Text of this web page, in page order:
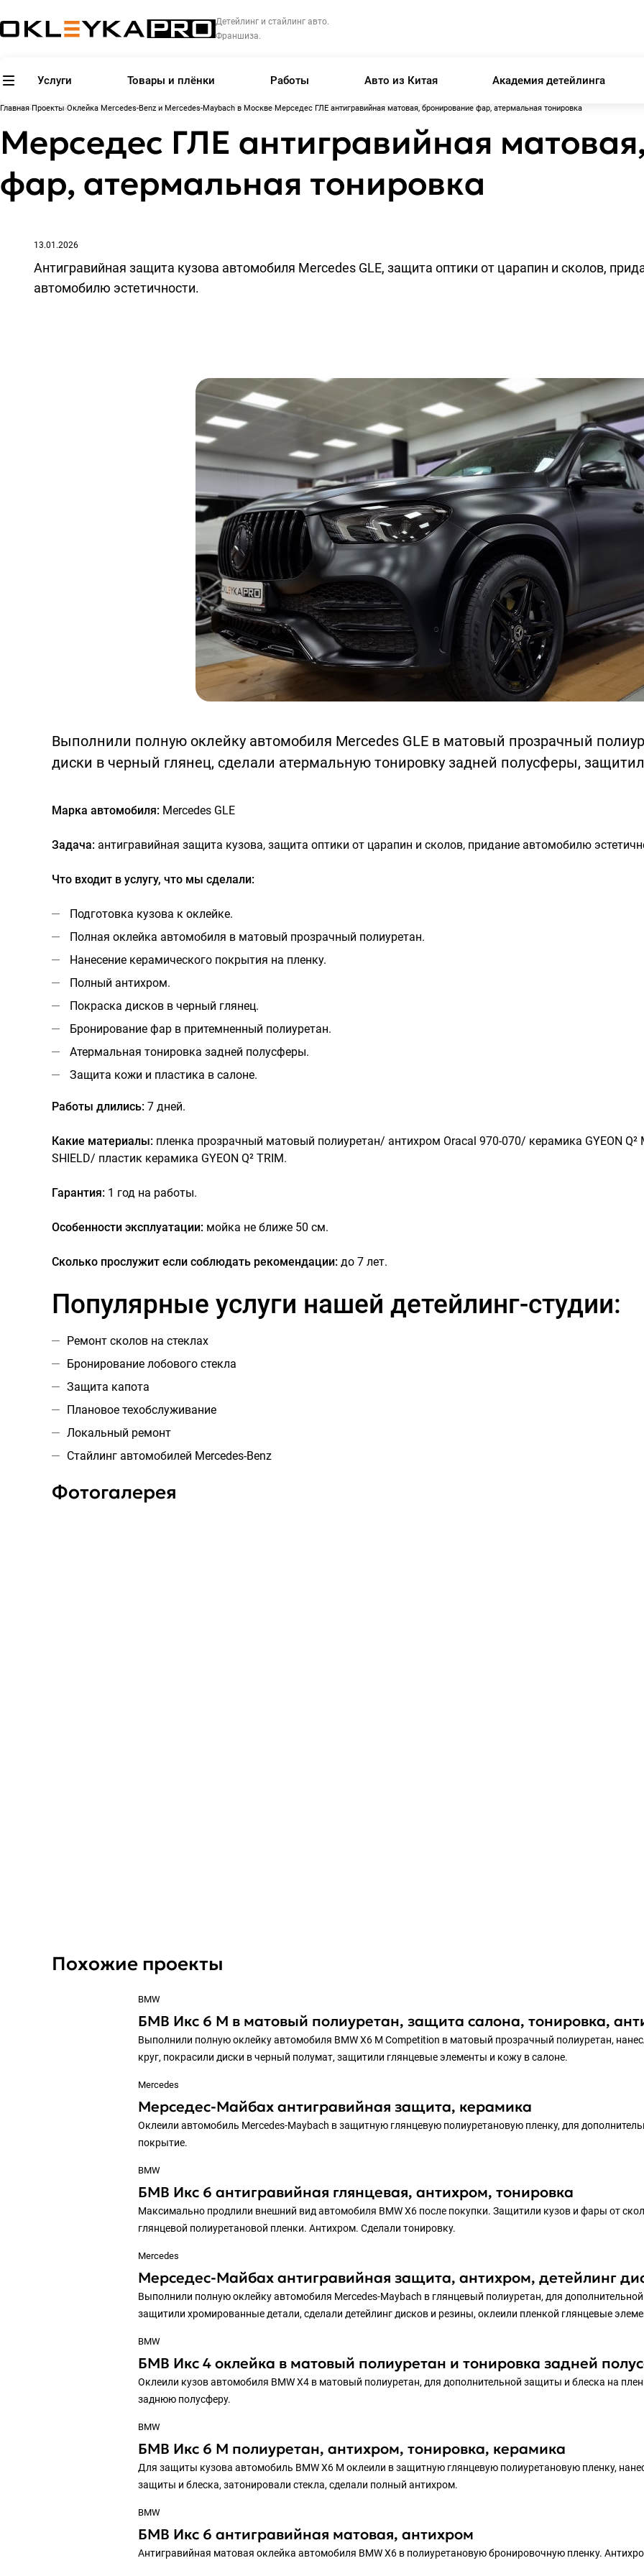
Детейлинг и стайлинг авто.
Франшиза.
Услуги Товары и плёнки Работы Авто из Китая Академия детейлинга
Главная Проекты Оклейка Mercedes-Benz и Mercedes-Maybach в Москве Мерседес ГЛЕ антигравийная матовая, бронирование фар, атермальная тонировка
Мерседес ГЛЕ антигравийная
фар, атермальная тонировка
13.01.2026
Антигравийная защита кузова автомобиля Mercedes GLE, защита оптики от царапин и сколов,
автомобилю эстетичности.
Выполнили полную оклейку автомобиля Mercedes GLE в матовый прозрачный
диски в черный глянец, сделали атермальную тонировку задней полусферы,
Марка автомобиля: Mercedes GLE
Задача: антигравийная защита кузова, защита оптики от царапин и сколов, придание автомобилю
Что входит в услугу, что мы сделали:
Подготовка кузова к оклейке.
Полная оклейка автомобиля в матовый прозрачный полиуретан.
Нанесение керамического покрытия на пленку.
Полный антихром.
Покраска дисков в черный глянец.
Бронирование фар в притемненный полиуретан.
Атермальная тонировка задней полусферы.
Защита кожи и пластика в салоне.
Работы длились: 7 дней.
Какие материалы: пленка прозрачный матовый полиуретан/ антихром Oracal 970-070/ керамика GYEON Q²
SHIELD/ пластик керамика GYEON Q² TRIM.
Гарантия: 1 год на работы.
Особенности эксплуатации: мойка не ближе 50 см.
Сколько прослужит если соблюдать рекомендации: до 7 лет.
Популярные услуги нашей детейлинг-студии:
Ремонт сколов на стеклах
Бронирование лобового стекла
Защита капота
Плановое техобслуживание
Локальный ремонт
Стайлинг автомобилей Mercedes-Benz
Фотогалерея
Похожие проекты
BMW
БМВ Икс 6 М в матовый полиуретан, защита салона, тонировка,
Выполнили полную оклейку автомобиля BMW X6 M Competition в матовый прозрачный полиуретан,
круг, покрасили диски в черный полумат, защитили глянцевые элементы и кожу в салоне.
Mercedes
Мерседес-Майбах антигравийная защита, керамика
Оклеили автомобиль Mercedes-Maybach в защитную глянцевую полиуретановую пленку, для
покрытие.
BMW
БМВ Икс 6 антигравийная глянцевая, антихром, тонировка
Максимально продлили внешний вид автомобиля BMW X6 после покупки. Защитили кузов и фары от
глянцевой полиуретановой пленки. Антихром. Сделали тонировку.
Mercedes
Мерседес-Майбах антигравийная защита, антихром, детейлинг
Выполнили полную оклейку автомобиля Mercedes-Maybach в глянцевый полиуретан, для
защитили хромированные детали, сделали детейлинг дисков и резины, оклеили пленкой глянцевые
BMW
БМВ Икс 4 оклейка в матовый полиуретан и тонировка задней
Оклеили кузов автомобиля BMW X4 в матовый полиуретан, для дополнительной защиты и блеска на
заднюю полусферу.
BMW
БМВ Икс 6 М полиуретан, антихром, тонировка, керамика
Для защиты кузова автомобиль BMW X6 M оклеили в защитную глянцевую полиуретановую пленку,
защиты и блеска, затонировали стекла, сделали полный антихром.
BMW
БМВ Икс 6 антигравийная матовая, антихром
Антигравийная матовая оклейка автомобиля BMW X6 в полиуретановую бронировочную пленку.